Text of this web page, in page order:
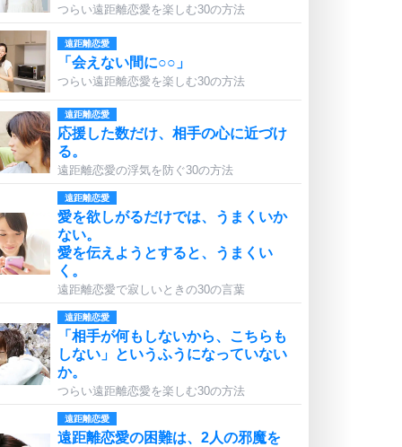
つらい遠距離恋愛を楽しむ30の方法
遠距離恋愛
「会えない間に○○」
つらい遠距離恋愛を楽しむ30の方法
遠距離恋愛
応援した数だけ、相手の心に近づけ
る。
遠距離恋愛の浮気を防ぐ30の方法
遠距離恋愛
愛を欲しがるだけでは、うまくいか
ない。
愛を伝えようとすると、うまくい
く。
遠距離恋愛で寂しいときの30の言葉
遠距離恋愛
「相手が何もしないから、こちらも
しない」というふうになっていない
か。
つらい遠距離恋愛を楽しむ30の方法
遠距離恋愛
遠距離恋愛の困難は、2人の邪魔を